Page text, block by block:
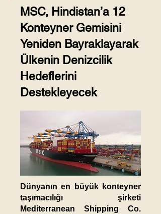
MSC, Hindistan’a 12
Konteyner Gemisini
Yeniden Bayraklayarak
Ülkenin Denizcilik
Hedeflerini
Destekleyecek
Dünyanın en büyük konteyner
taşımacılığı şirketi
Mediterranean Shipping Co.